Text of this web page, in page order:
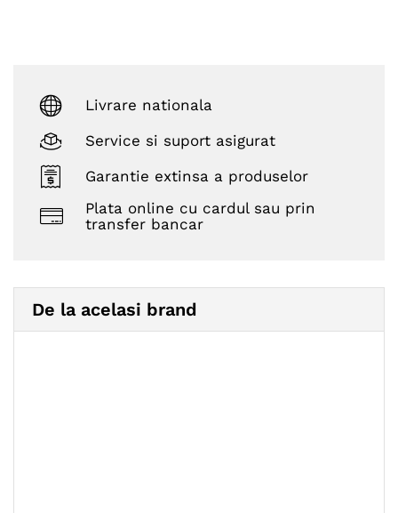
Livrare nationala
Service si suport asigurat
Garantie extinsa a produselor
Plata online cu cardul sau prin
transfer bancar
De la acelasi brand